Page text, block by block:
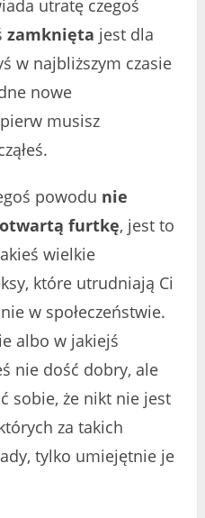
utratę czegoś
zamknięta jest dla
w najbliższym czasie
nowe
musisz
powodu nie
otwartą furtkę, jest to
wielkie
które utrudniają Ci
w społeczeństwie.
albo w jakiejś
nie dość dobry, ale
sobie, że nikt nie jest
za takich
tylko umiejętnie je